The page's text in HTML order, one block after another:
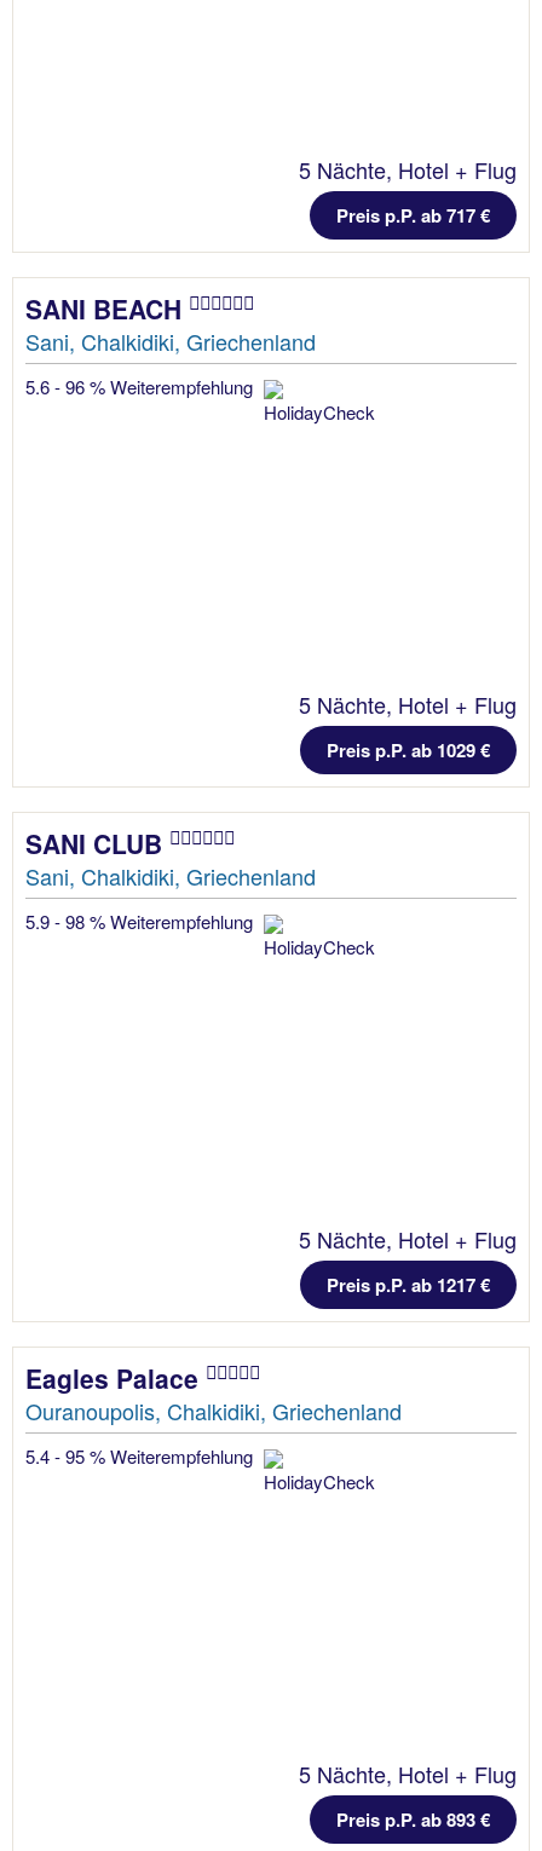
5 Nächte, Hotel + Flug
Preis p.P. ab 717 €
SANI BEACH
Sani, Chalkidiki, Griechenland
5.6 - 96 % Weiterempfehlung
5 Nächte, Hotel + Flug
Preis p.P. ab 1029 €
SANI CLUB
Sani, Chalkidiki, Griechenland
5.9 - 98 % Weiterempfehlung
5 Nächte, Hotel + Flug
Preis p.P. ab 1217 €
Eagles Palace
Ouranoupolis, Chalkidiki, Griechenland
5.4 - 95 % Weiterempfehlung
5 Nächte, Hotel + Flug
Preis p.P. ab 893 €